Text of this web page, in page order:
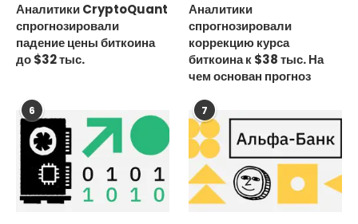
Аналитики CryptoQuant
спрогнозировали
падение цены биткоина
до $32 тыс.
Аналитики
спрогнозировали
коррекцию курса
биткоина к $38 тыс. На
чем основан прогноз
6 7